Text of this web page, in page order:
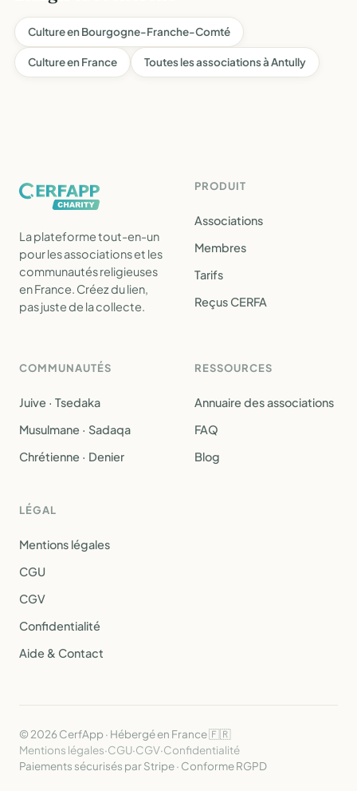
Culture en Bourgogne-Franche-Comté
Culture en France Toutes les associations à Antully
La plateforme tout-en-un
pour les associations et les
communautés religieuses
en France. Créez du lien,
pas juste de la collecte.
PRODUIT
Associations
Membres
Tarifs
Reçus CERFA
COMMUNAUTÉS
Juive · Tsedaka
Musulmane · Sadaqa
Chrétienne · Denier
RESSOURCES
Annuaire des associations
FAQ
Blog
LÉGAL
Mentions légales
CGU
CGV
Confidentialité
Aide & Contact
© 2026 CerfApp · Hébergé en France 🇫🇷
Mentions légales·CGU·CGV·Confidentialité
Paiements sécurisés par Stripe · Conforme RGPD